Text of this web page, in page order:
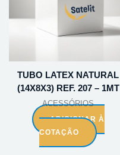
TUBO LATEX NATURAL
(14X8X3) REF. 207 – 1MT
ACESSÓRIOS
ADICIONAR À
COTAÇÃO